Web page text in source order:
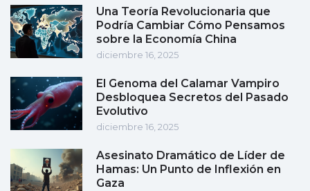
Una Teoría Revolucionaria que
Podría Cambiar Cómo Pensamos
sobre la Economía China
diciembre 16, 2025
El Genoma del Calamar Vampiro
Desbloquea Secretos del Pasado
Evolutivo
diciembre 16, 2025
Asesinato Dramático de Líder de
Hamas: Un Punto de Inflexión en
Gaza